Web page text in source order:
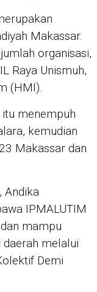
Makassar.
organisasi,
Raya Unismuh,
(HMI).
menempuh
kemudian
Makassar dan
Andika
IPMALUTIM
mampu
melalui
Demi